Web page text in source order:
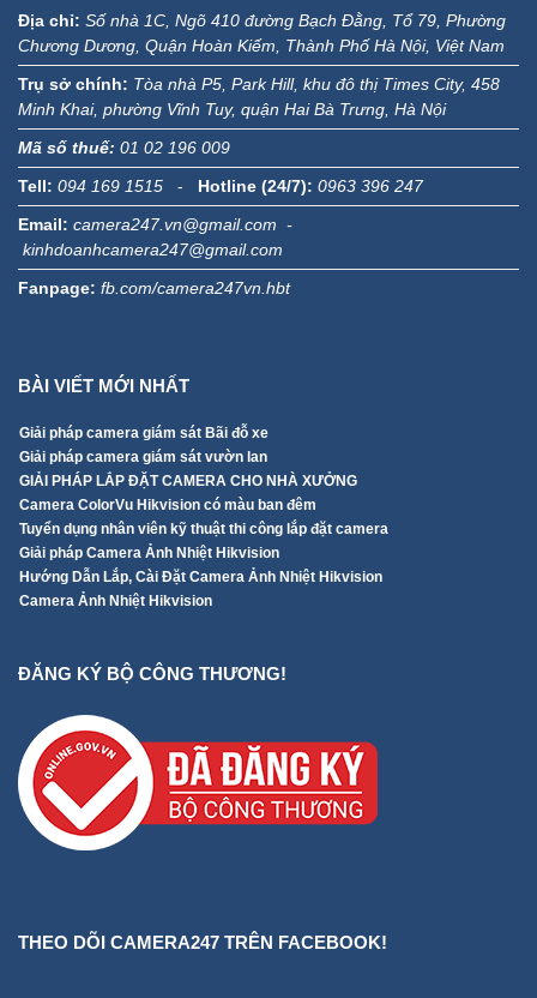
Địa chỉ: Số nhà 1C, Ngõ 410 đường Bạch Đằng, Tổ 79, Phường
Chương Dương, Quận Hoàn Kiếm, Thành Phố Hà Nội, Việt Nam
Trụ sở chính: Tòa nhà P5, Park Hill, khu đô thị Times City, 458
Minh Khai, phường Vĩnh Tuy, quận Hai Bà Trưng, Hà Nội
Mã số thuế: 01 02 196 009
Tell: 094 169 1515 - Hotline (24/7): 0963 396 247
Email: camera247.vn@gmail.com -
kinhdoanhcamera247@gmail.com
Fanpage: fb.com/camera247vn.hbt
BÀI VIẾT MỚI NHẤT
Giải pháp camera giám sát Bãi đỗ xe
Giải pháp camera giám sát vườn lan
GIẢI PHÁP LẮP ĐẶT CAMERA CHO NHÀ XƯỞNG
Camera ColorVu Hikvision có màu ban đêm
Tuyển dụng nhân viên kỹ thuật thi công lắp đặt camera
Giải pháp Camera Ảnh Nhiệt Hikvision
Hướng Dẫn Lắp, Cài Đặt Camera Ảnh Nhiệt Hikvision
Camera Ảnh Nhiệt Hikvision
ĐĂNG KÝ BỘ CÔNG THƯƠNG!
THEO DÕI CAMERA247 TRÊN FACEBOOK!